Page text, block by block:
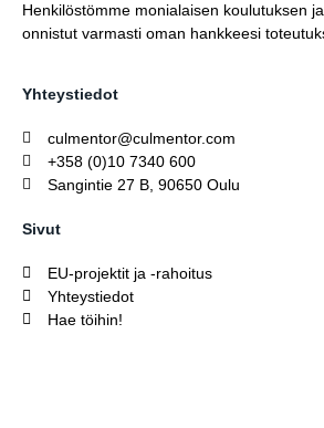
Henkilöstömme monialaisen koulutuksen
onnistut varmasti oman hankkeesi
Yhteystiedot
culmentor@culmentor.com
+358 (0)10 7340 600
Sangintie 27 B, 90650 Oulu
Sivut
EU-projektit ja -rahoitus
Yhteystiedot
Hae töihin!